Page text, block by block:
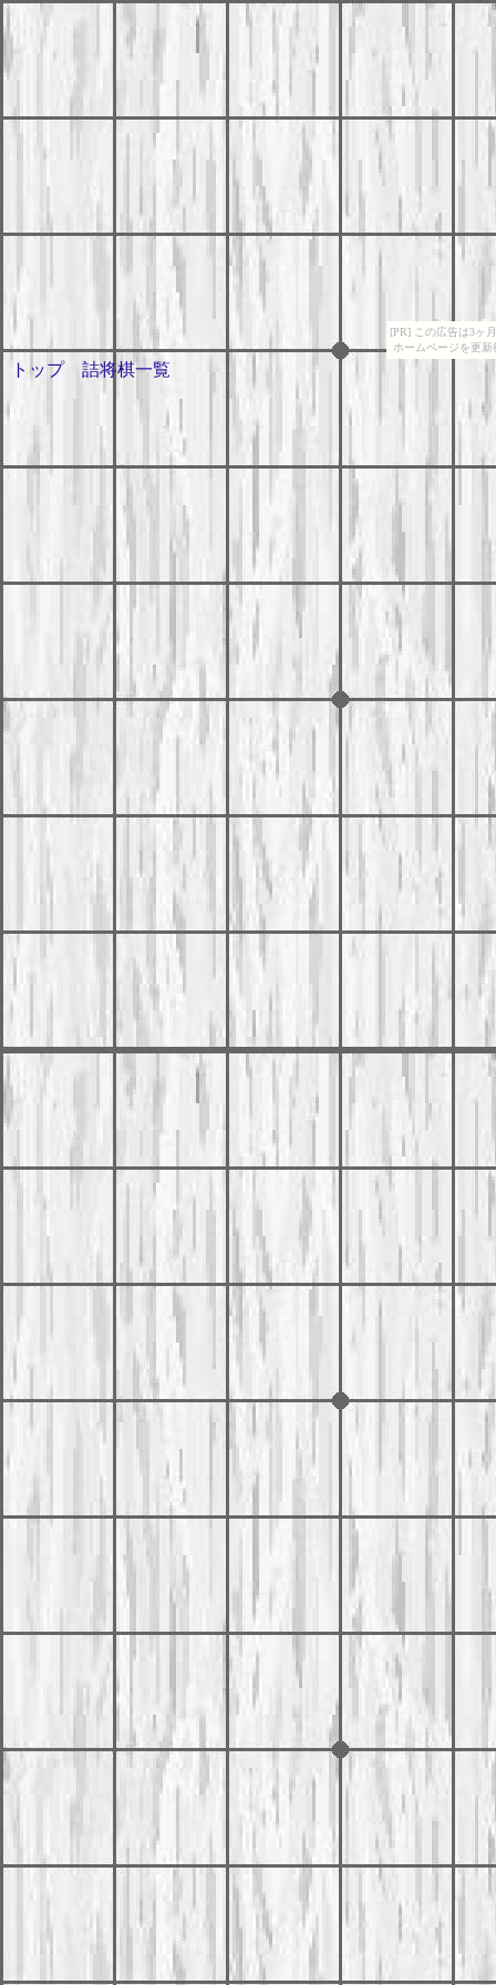
[PR] この広告は3ヶ
ホームページを更
トップ 詰将棋一覧